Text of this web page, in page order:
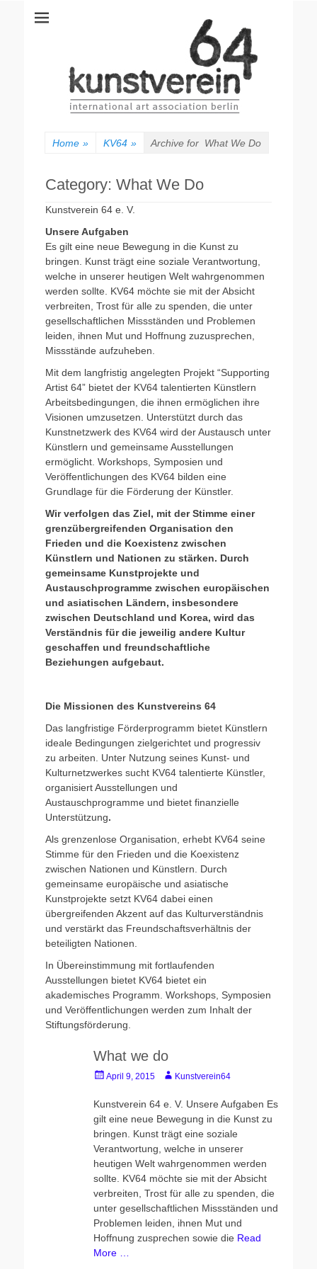
kunstverein64
Home » KV64 » Archive for What We Do
Category: What We Do
Kunstverein 64 e. V.
Unsere Aufgaben
Es gilt eine neue Bewegung in die Kunst zu
bringen. Kunst trägt eine soziale Verantwortung,
welche in unserer heutigen Welt wahrgenommen
werden sollte. KV64 möchte sie mit der Absicht
verbreiten, Trost für alle zu spenden, die unter
gesellschaftlichen Missständen und Problemen
leiden, ihnen Mut und Hoffnung zuzusprechen,
Missstände aufzuheben.
Mit dem langfristig angelegten Projekt “Supporting
Artist 64” bietet der KV64 talentierten Künstlern
Arbeitsbedingungen, die ihnen ermöglichen ihre
Visionen umzusetzen. Unterstützt durch das
Kunstnetzwerk des KV64 wird der Austausch unter
Künstlern und gemeinsame Ausstellungen
ermöglicht. Workshops, Symposien und
Veröffentlichungen des KV64 bilden eine
Grundlage für die Förderung der Künstler.
Wir verfolgen das Ziel, mit der Stimme einer
grenzübergreifenden Organisation den
Frieden und die Koexistenz zwischen
Künstlern und Nationen zu stärken. Durch
gemeinsame Kunstprojekte und
Austauschprogramme zwischen europäischen
und asiatischen Ländern, insbesondere
zwischen Deutschland und Korea, wird das
Verständnis für die jeweilig andere Kultur
geschaffen und freundschaftliche
Beziehungen aufgebaut.
Die Missionen des Kunstvereins 64
Das langfristige Förderprogramm bietet Künstlern
ideale Bedingungen zielgerichtet und progressiv
zu arbeiten. Unter Nutzung seines Kunst- und
Kulturnetzwerkes sucht KV64 talentierte Künstler,
organisiert Ausstellungen und
Austauschprogramme und bietet finanzielle
Unterstützung.
Als grenzenlose Organisation, erhebt KV64 seine
Stimme für den Frieden und die Koexistenz
zwischen Nationen und Künstlern. Durch
gemeinsame europäische und asiatische
Kunstprojekte setzt KV64 dabei einen
übergreifenden Akzent auf das Kulturverständnis
und verstärkt das Freundschaftsverhältnis der
beteiligten Nationen.
In Übereinstimmung mit fortlaufenden
Ausstellungen bietet KV64 bietet ein
akademisches Programm. Workshops, Symposien
und Veröffentlichungen werden zum Inhalt der
Stiftungsförderung.
What we do
PostedApril 9, 2015 AuthorKunstverein64
Kunstverein 64 e. V. Unsere Aufgaben Es
gilt eine neue Bewegung in die Kunst zu
bringen. Kunst trägt eine soziale
Verantwortung, welche in unserer
heutigen Welt wahrgenommen werden
sollte. KV64 möchte sie mit der Absicht
verbreiten, Trost für alle zu spenden, die
unter gesellschaftlichen Missständen und
Problemen leiden, ihnen Mut und
Hoffnung zusprechen sowie die Read
More …